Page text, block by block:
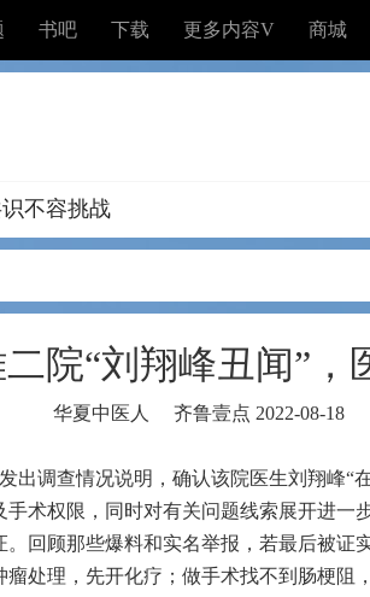
书吧 下载 更多内容V 商城
不容挑战
院“刘翔峰丑闻”，
华夏中医人 齐鲁壹点 2022-08-18
出调查情况说明，确认该院医生刘翔峰“
术权限，同时对有关问题线索展开进一步
回顾那些爆料和实名举报，若最后被证
处理，先开化疗；做手术找不到肠梗阻